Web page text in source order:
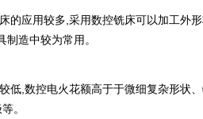
应用较多,采用数控铣床可以加工外
造中较为常用。
,数控电火花额高于于微细复杂形状
。